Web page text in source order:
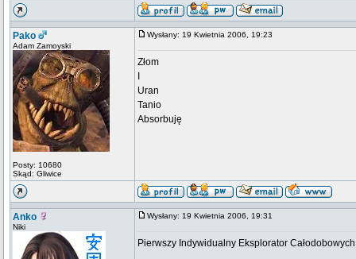
Pako
Adam Zamoyski
Posty: 10680
Skąd: Gliwice
Wysłany: 19 Kwietnia 2006, 19:23
Złom
Uran
Tanio
Absorbuję
Anko
Niki
Wysłany: 19 Kwietnia 2006, 19:31
Pierwszy Indywidualny Eksplorator